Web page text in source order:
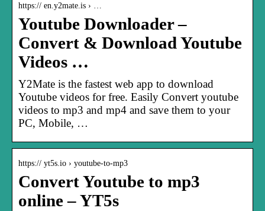
https:// en.y2mate.is › …
Youtube Downloader –
Convert & Download Youtube
Videos …
Y2Mate is the fastest web app to download
Youtube videos for free. Easily Convert youtube
videos to mp3 and mp4 and save them to your
PC, Mobile, …
https:// yt5s.io › youtube-to-mp3
Convert Youtube to mp3
online – YT5s